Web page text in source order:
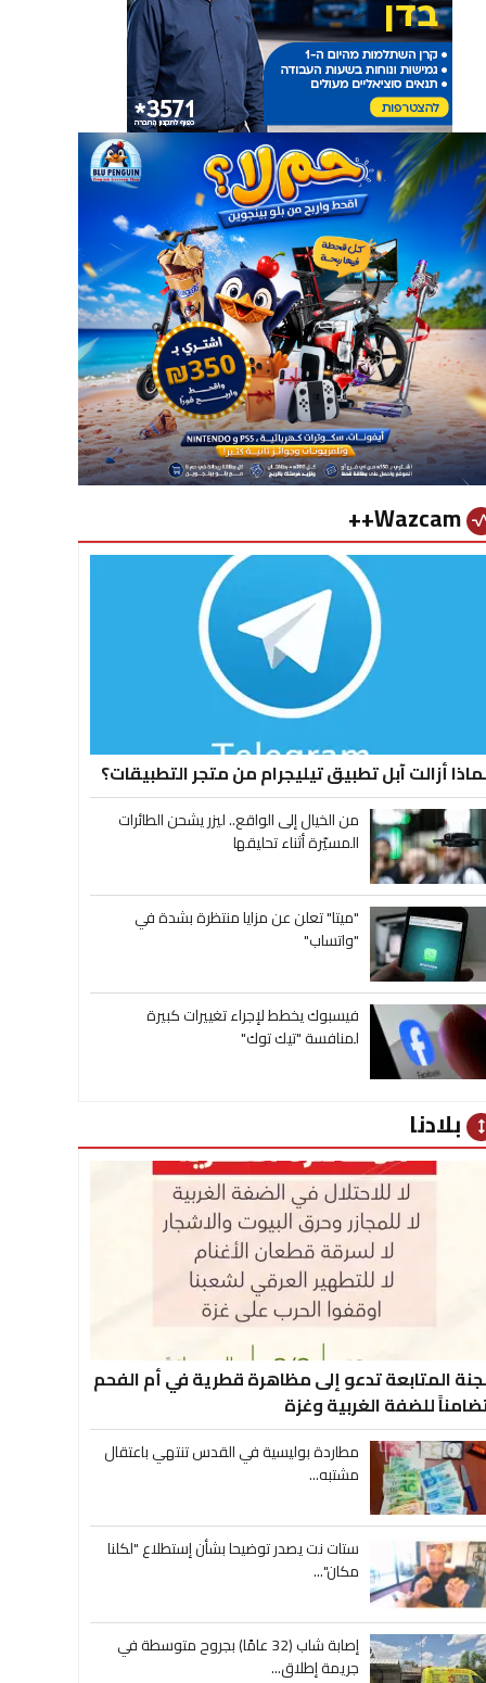
أزالت آبل تطبيق تيليجرام من متجر التطبيقات؟
من الخيال إلى الواقع.. ليزر يشحن الطائرات
المسيّرة أثناء تحليقها
"ميتا" تعلن عن مزايا منتظرة بشدة في
"واتساب"
فيسبوك يخطط لإجراء تغييرات كبيرة
لمنافسة "تيك توك"
بلادنا
المتابعة تدعو إلى مظاهرة قطرية في أم الفحم
للضفة الغربية وغزة
مطاردة بوليسية في القدس تنتهي باعتقال
مشتبه...
ستات نت يصدر توضيحا بشأن إستطلاع "لكلنا
مكان"...
إصابة شاب (32 عامًا) بجروح متوسطة في
جريمة إطلاق...